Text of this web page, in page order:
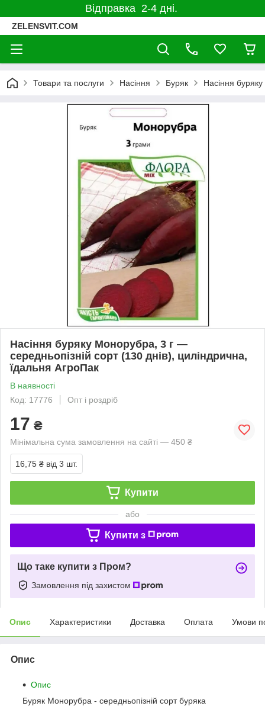
Відправка 2-4 дні.
ZELENSVIT.COM
Товари та послуги Насіння Буряк Насіння
Насіння буряку Монорубра, 3 г —
середньопізній сорт (130 днів), циліндрична,
їдальня АгроПак
В наявності
Код: 17776
Опт і роздріб
17 ₴
Мінімальна сума замовлення на сайті — 450 ₴
16,75 ₴ від 3 шт.
Купити
або
Купити з
Що таке купити з Пром?
Замовлення під захистом
Опис Характеристики Доставка Оплата Умови
Опис
Опис
Буряк Монорубра - середньопізній сорт буряка